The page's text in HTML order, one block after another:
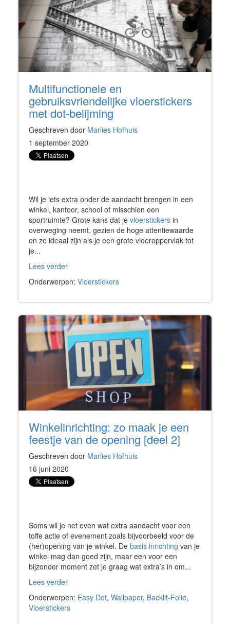
Multifunctionele en
gebruiksvriendelijke vloerstickers
met dot-belijming
Geschreven door Marlies Hofhuis
1 september 2020
Wil je iets extra onder de aandacht brengen in een
winkel, kantoor, school of misschien een
sportruimte? Grote kans dat je vloerstickers in
overweging neemt, gezien de hoge attentiewaarde
en ze ideaal zijn als je een grote vloeroppervlak tot
je...
Lees verder
Onderwerpen: Vloerstickers
Winkelinrichting: zo maak je een
feestje van de opening [deel 2]
Geschreven door Marlies Hofhuis
16 juni 2020
Soms wil je net even wat extra aandacht voor een
toffe actie of evenement zoals bijvoorbeeld voor de
(her)opening van je winkel. De basis inrichting van je
winkel mag dan goed zijn, maar een voor een
bijzonder moment zet je graag wat extra’s in om...
Lees verder
Onderwerpen: Easy Dot, Wallpaper, Backlit-Folie,
Vloerstickers